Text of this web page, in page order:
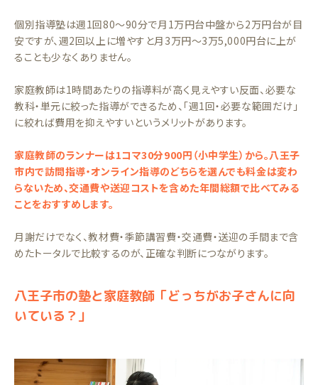
個別指導塾は週1回80〜90分で月1万円台中盤から2万円台が目
安ですが、週2回以上に増やすと月3万円〜3万5,000円台に上が
ることも少なくありません。
家庭教師は1時間あたりの指導料が高く見えやすい反面、必要な
教科・単元に絞った指導ができるため、「週1回・必要な範囲だけ」
に絞れば費用を抑えやすいというメリットがあります。
家庭教師のランナーは1コマ30分900円（小中学生）から。八王子
市内で訪問指導・オンライン指導のどちらを選んでも料金は変わ
らないため、交通費や送迎コストを含めた年間総額で比べてみる
ことをおすすめします。
月謝だけでなく、教材費・季節講習費・交通費・送迎の手間まで含
めたトータルで比較するのが、正確な判断につながります。
八王子市の塾と家庭教師「どっちがお子さんに向
いている？」